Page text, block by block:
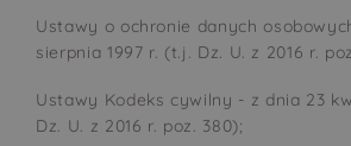
Ustawy o ochronie danych
sierpnia 1997 r. (t.j. Dz. U. z 2016 r.
Ustawy Kodeks cywilny - z dnia 23
Dz. U. z 2016 r. poz. 380);